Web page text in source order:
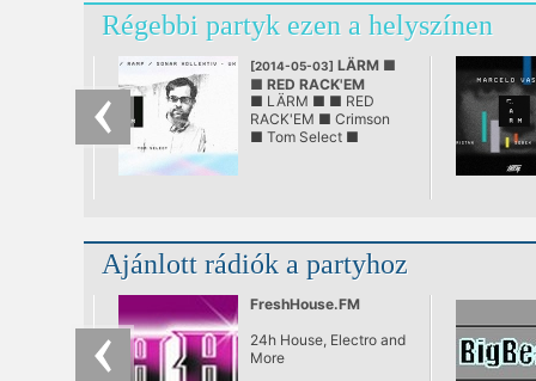
Régebbi partyk ezen a helyszínen
[2014-05-03] LÄRM ■
■ RED RACK'EM
@ LÄRM
■ LÄRM ■ ■ RED
RACK'EM ■ Crimson
■ Tom Select ■
Ajánlott rádiók a partyhoz
FreshHouse.FM
24h House, Electro and
More